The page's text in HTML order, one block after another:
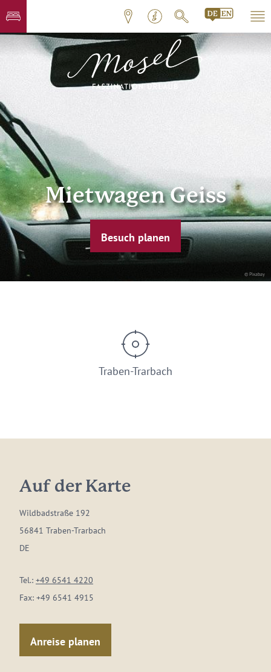
© Pixabay
Mietwagen Geiss
Besuch planen
Traben-Trarbach
Auf der Karte
Wildbadstraße 192
56841 Traben-Trarbach
DE
Tel.: +49 6541 4220
Fax: +49 6541 4915
Anreise planen